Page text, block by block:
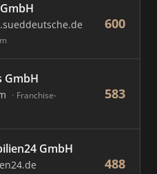
600
GmbH
Franchise-
583
GmbH
488